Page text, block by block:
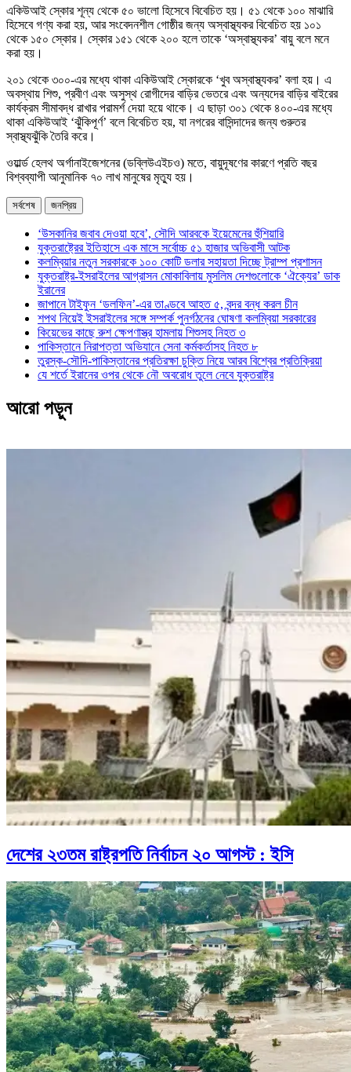
একিউআই স্কোর শূন্য থেকে ৫০ ভালো হিসেবে বিবেচিত হয়। ৫১ থেকে ১০০ মাঝারি
হিসেবে গণ্য করা হয়, আর সংবেদনশীল গোষ্ঠীর জন্য অস্বাস্থ্যকর বিবেচিত হয় ১০১
থেকে ১৫০ স্কোর। স্কোর ১৫১ থেকে ২০০ হলে তাকে ‘অস্বাস্থ্যকর’ বায়ু বলে মনে
করা হয়।
২০১ থেকে ৩০০-এর মধ্যে থাকা একিউআই স্কোরকে ‘খুব অস্বাস্থ্যকর’ বলা হয়। এ
অবস্থায় শিশু, প্রবীণ এবং অসুস্থ রোগীদের বাড়ির ভেতরে এবং অন্যদের বাড়ির বাইরের
কার্যক্রম সীমাবদ্ধ রাখার পরামর্শ দেয়া হয়ে থাকে। এ ছাড়া ৩০১ থেকে ৪০০-এর মধ্যে
থাকা একিউআই ‘ঝুঁকিপূর্ণ’ বলে বিবেচিত হয়, যা নগরের বাসিন্দাদের জন্য গুরুতর
স্বাস্থ্যঝুঁকি তৈরি করে।
ওয়ার্ল্ড হেলথ অর্গানাইজেশনের (ডব্লিউএইচও) মতে, বায়ুদূষণের কারণে প্রতি বছর
বিশ্বব্যাপী আনুমানিক ৭০ লাখ মানুষের মৃত্যু হয়।
সর্বশেষ জনপ্রিয়
‘উসকানির জবাব দেওয়া হবে’, সৌদি আরবকে ইয়েমেনের হুঁশিয়ারি
যুক্তরাষ্ট্রের ইতিহাসে এক মাসে সর্বোচ্চ ৫১ হাজার অভিবাসী আটক
কলম্বিয়ার নতুন সরকারকে ১০০ কোটি ডলার সহায়তা দিচ্ছে ট্রাম্প প্রশাসন
যুক্তরাষ্ট্র-ইসরাইলের আগ্রাসন মোকাবিলায় মুসলিম দেশগুলোকে ‘ঐক্যের’ ডাক
ইরানের
জাপানে টাইফুন ‘ডলফিন’-এর তাণ্ডবে আহত ৫, বন্দর বন্ধ করল চীন
শপথ নিয়েই ইসরাইলের সঙ্গে সম্পর্ক পুনর্গঠনের ঘোষণা কলম্বিয়া সরকারের
কিয়েভের কাছে রুশ ক্ষেপণাস্ত্র হামলায় শিশুসহ নিহত ৩
পাকিস্তানে নিরাপত্তা অভিযানে সেনা কর্মকর্তাসহ নিহত ৮
তুরস্ক-সৌদি-পাকিস্তানের প্রতিরক্ষা চুক্তি নিয়ে আরব বিশ্বের প্রতিক্রিয়া
যে শর্তে ইরানের ওপর থেকে নৌ অবরোধ তুলে নেবে যুক্তরাষ্ট্র
আরো পড়ুন
দেশের ২৩তম রাষ্ট্রপতি নির্বাচন ২০ আগস্ট : ইসি